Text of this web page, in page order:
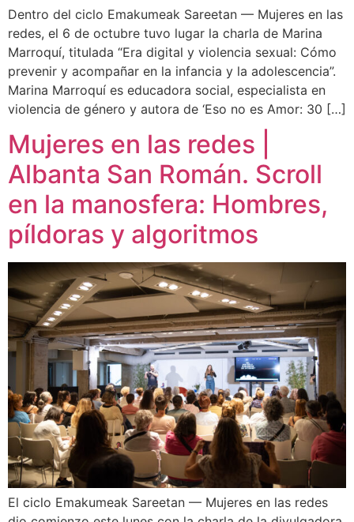
Dentro del ciclo Emakumeak Sareetan — Mujeres en las
redes, el 6 de octubre tuvo lugar la charla de Marina
Marroquí, titulada “Era digital y violencia sexual: Cómo
prevenir y acompañar en la infancia y la adolescencia”.
Marina Marroquí es educadora social, especialista en
violencia de género y autora de ‘Eso no es Amor: 30 […]
Mujeres en las redes |
Albanta San Román. Scroll
en la manosfera: Hombres,
píldoras y algoritmos
El ciclo Emakumeak Sareetan — Mujeres en las redes